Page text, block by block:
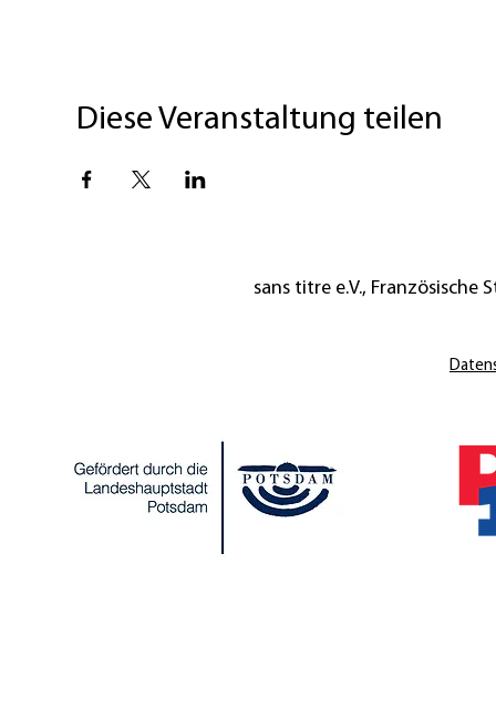
Diese Veranstaltung teilen
sans titre e.V., Französische